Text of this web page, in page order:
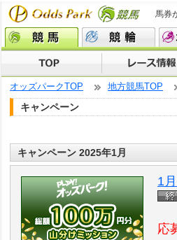
馬券
オッズパークTOP 地方競馬TOP
キャンペーン
キャンペーン 2025年1月
1
応